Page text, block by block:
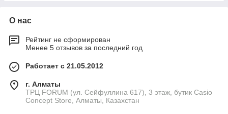
О нас
Рейтинг не сформирован
Менее 5 отзывов за последний год
Работает с 21.05.2012
г. Алматы
ТРЦ FORUM (ул. Сейфуллина 617), 3 этаж, бутик Casio
Concept Store, Алматы, Казахстан